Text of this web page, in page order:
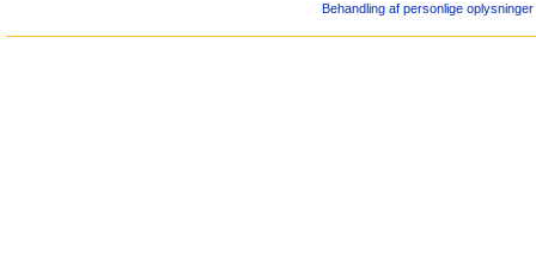
Behandling af personlige oplysninger